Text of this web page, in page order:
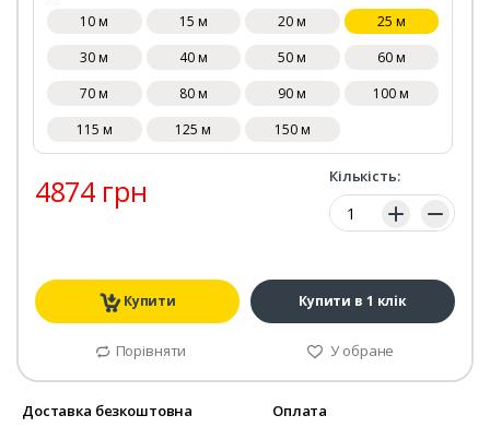
10 м 15 м 20 м
25 м
30 м
40 м 50 м
60 м
70 м
80 м 90 м
100 м
115 м
125 м 150 м
4874 грн Кількість:
Кількість:
Купити Купити в 1 клік
Порівняти У обране
Доставка безкоштовна
Оплата